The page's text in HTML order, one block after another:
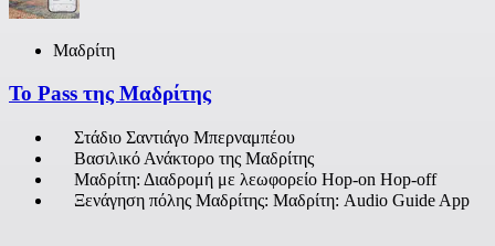
Μαδρίτη
Το Pass της Μαδρίτης
Στάδιο Σαντιάγο Μπερναμπέου
Βασιλικό Ανάκτορο της Μαδρίτης
Μαδρίτη: Διαδρομή με λεωφορείο Hop-on Hop-off
Ξενάγηση πόλης Μαδρίτης: Μαδρίτη: Audio Guide App